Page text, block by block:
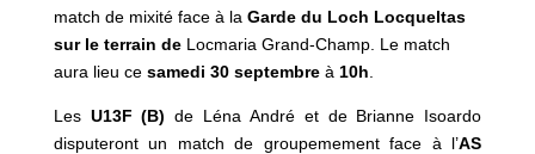
match de mixité face à la Garde du Loch Locqueltas
sur le terrain de Locmaria Grand-Champ. Le match
aura lieu ce samedi 30 septembreà 10h
Les U13F (B) de Léna André et de Brianne Isoardo
disputeront un match de groupemement face à l’AS